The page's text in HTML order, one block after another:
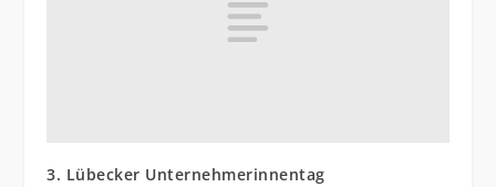
3. Lübecker Unternehmerinnentag